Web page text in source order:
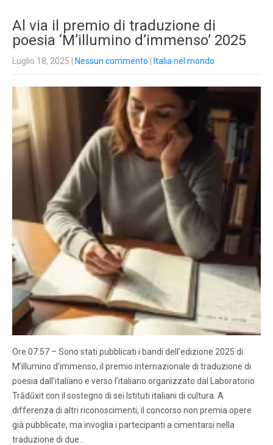
Al via il premio di traduzione di
poesia ‘M’illumino d’immenso’ 2025
Luglio 18, 2025 Nessun commento Italia nel mondo
Ore 07:57 – Sono stati pubblicati i bandi dell’edizione 2025 di
M’illumino d’immenso, il premio internazionale di traduzione di
poesia dall’italiano e verso l’italiano organizzato dal Laboratorio
Trādūxit con il sostegno di sei Istituti italiani di cultura. A
differenza di altri riconoscimenti, il concorso non premia opere
già pubblicate, ma invoglia i partecipanti a cimentarsi nella
traduzione di due…